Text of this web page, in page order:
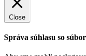
Close
Správa súhlasu so